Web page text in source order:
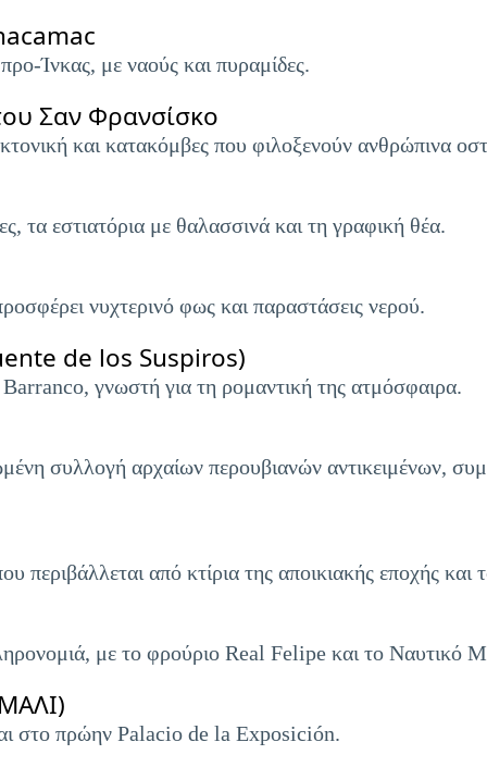
Ίνκας, με ναούς και πυραμίδες.
Σαν Φρανσίσκο
και κατακόμβες που φιλοξενούν ανθρώπινα
τα εστιατόρια με θαλασσινά και τη γραφική θέα.
νυχτερινό φως και παραστάσεις νερού.
de los Suspiros)
γνωστή για τη ρομαντική της ατμόσφαιρα.
συλλογή αρχαίων περουβιανών αντικειμένων,
περιβάλλεται από κτίρια της αποικιακής εποχής
με το φρούριο Real Felipe και το Ναυτικό
στο πρώην Palacio de la Exposición.